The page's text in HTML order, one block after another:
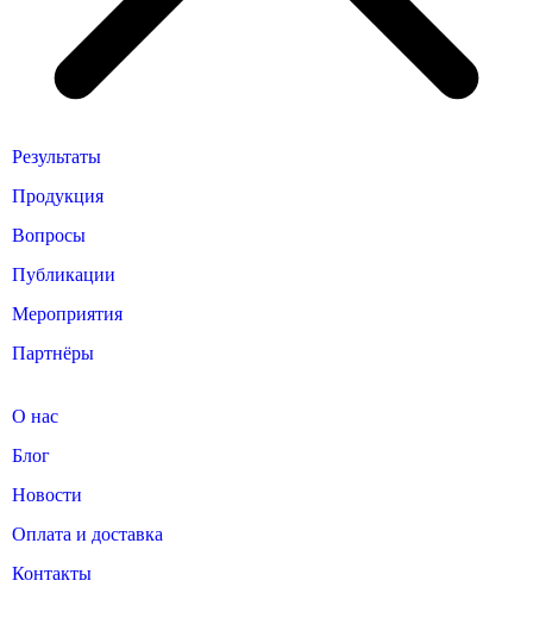
Результаты
Продукция
Вопросы
Публикации
Мероприятия
Партнёры
О нас
Блог
Новости
Оплата и доставка
Контакты